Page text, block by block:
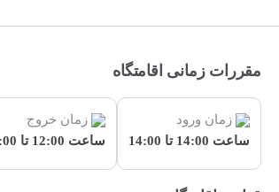
مقررات زمانی اقامتگاه
زمان ورود
ساعت 14:00 تا 14:00
زمان خروج
ساعت 12:00 تا 12:00